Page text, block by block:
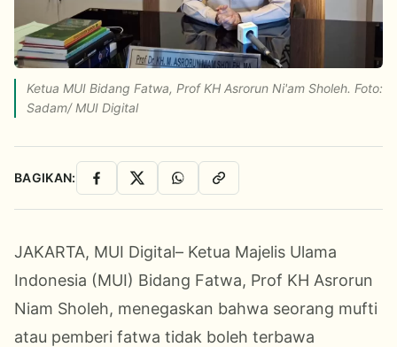
Ketua MUI Bidang Fatwa, Prof KH Asrorun Ni'am Sholeh. Foto:
Sadam/ MUI Digital
BAGIKAN: Facebook
X WhatsAppSalin Link
JAKARTA, MUI Digital– Ketua Majelis Ulama
Indonesia (MUI) Bidang Fatwa, Prof KH Asrorun
Niam Sholeh, menegaskan bahwa seorang mufti
atau pemberi fatwa tidak boleh terbawa